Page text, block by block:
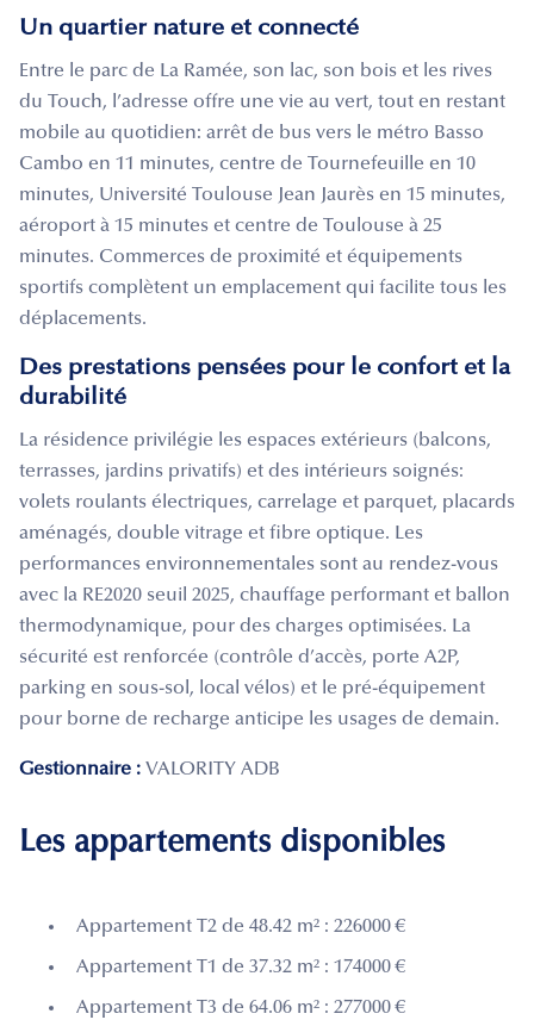
Un quartier nature et connecté
Entre le parc de La Ramée, son lac, son bois et les rives
du Touch, l’adresse offre une vie au vert, tout en restant
mobile au quotidien: arrêt de bus vers le métro Basso
Cambo en 11 minutes, centre de Tournefeuille en 10
minutes, Université Toulouse Jean Jaurès en 15 minutes,
aéroport à 15 minutes et centre de Toulouse à 25
minutes. Commerces de proximité et équipements
sportifs complètent un emplacement qui facilite tous les
déplacements.
Des prestations pensées pour le confort et la
durabilité
La résidence privilégie les espaces extérieurs (balcons,
terrasses, jardins privatifs) et des intérieurs soignés:
volets roulants électriques, carrelage et parquet, placards
aménagés, double vitrage et fibre optique. Les
performances environnementales sont au rendez-vous
avec la RE2020 seuil 2025, chauffage performant et ballon
thermodynamique, pour des charges optimisées. La
sécurité est renforcée (contrôle d’accès, porte A2P,
parking en sous-sol, local vélos) et le pré-équipement
pour borne de recharge anticipe les usages de demain.
Gestionnaire : VALORITY ADB
Les appartements disponibles
Appartement T2 de 48.42 m² : 226000 €
Appartement T1 de 37.32 m² : 174000 €
Appartement T3 de 64.06 m² : 277000 €